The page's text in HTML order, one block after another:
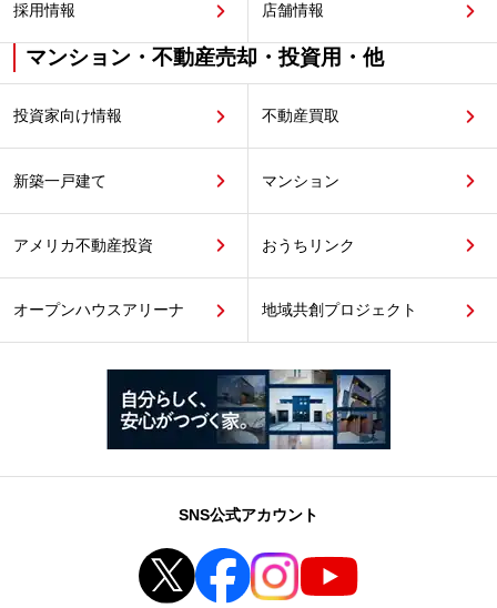
採用情報 店舗情報
マンション・不動産売却・投資用・他
投資家向け情報 不動産買取
新築一戸建て マンション
アメリカ不動産投資 おうちリンク
オープンハウスアリーナ 地域共創プロジェクト
SNS公式アカウント